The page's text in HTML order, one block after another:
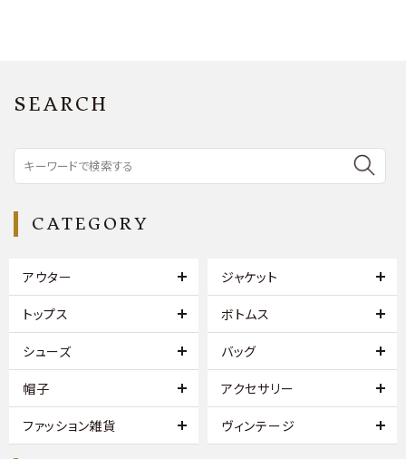
SEARCH
CATEGORY
アウター ジャケット
トップス ボトムス
シューズ バッグ
帽子 アクセサリー
ファッション雑貨 ヴィンテージ